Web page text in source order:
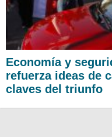
Economía y
refuerza ideas de
claves del triunfo